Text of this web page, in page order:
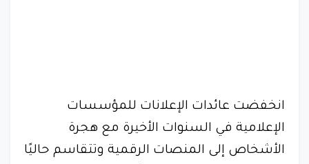
انخفضت عائدات الإعلانات للمؤسسات
الإعلامية في السنوات الأخيرة مع هجرة
الأشخاص إلى المنصات الرقمية وتتقاسم حاليًا